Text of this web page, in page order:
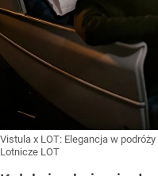
Vistula x LOT: Elegancja w podróży
Lotnicze LOT